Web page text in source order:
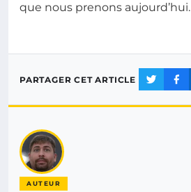
que nous prenons aujourd’hui.
PARTAGER CET ARTICLE
AUTEUR